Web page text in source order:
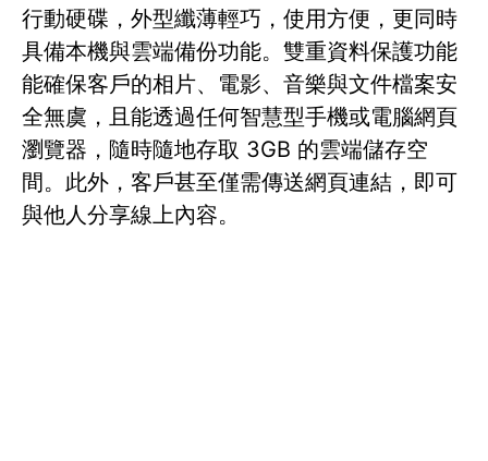
行動硬碟，外型纖薄輕巧，使用方便，更同時
具備本機與雲端備份功能。雙重資料保護功能
能確保客戶的相片、電影、音樂與文件檔案安
全無虞，且能透過任何智慧型手機或電腦網頁
瀏覽器，隨時隨地存取 3GB 的雲端儲存空
間。此外，客戶甚至僅需傳送網頁連結，即可
與他人分享線上內容。